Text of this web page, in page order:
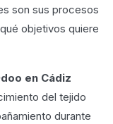
son sus procesos
objetivos quiere
en Cádiz
del tejido
durante